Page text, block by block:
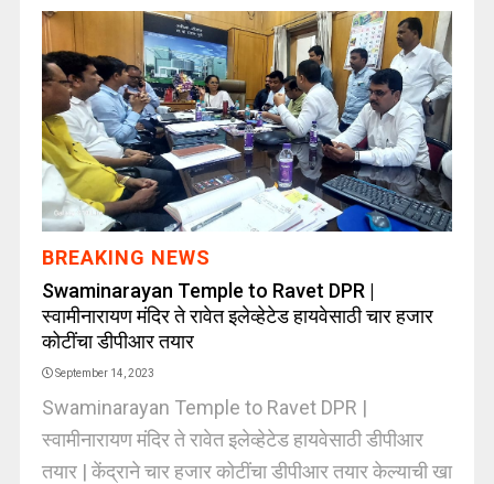
BREAKING NEWS
Swaminarayan Temple to Ravet DPR |
स्वामीनारायण मंदिर ते रावेत इलेव्हेटेड हायवेसाठी चार हजार
कोटींचा डीपीआर तयार
September 14, 2023
Swaminarayan Temple to Ravet DPR |
स्वामीनारायण मंदिर ते रावेत इलेव्हेटेड हायवेसाठी डीपीआर
तयार | केंद्राने चार हजार कोटींचा डीपीआर तयार केल्याची खा